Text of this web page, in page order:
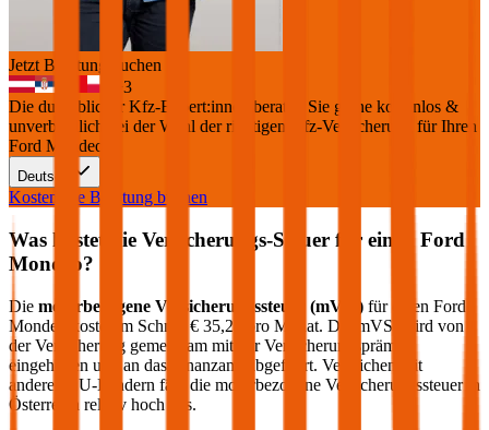
Jetzt Beratung buchen
+3
Die durchblicker Kfz-Expert:innen beraten Sie gerne kostenlos &
unverbindlich bei der Wahl der richtigen Kfz-Versicherung für Ihren
Ford Mondeo
Deutsch
Kostenlose Beratung buchen
Was kostet die Versicherungs-Steuer für einen Ford
Mondeo?
Die motorbezogene Versicherungssteuer (mVSt) für einen Ford
Mondeo
kostet im Schnitt € 35,28
pro Monat. Die mVSt wird von
der Versicherung gemeinsam mit der Versicherungsprämie
eingehoben und an das Finanzamt abgeführt. Verglichen mit
anderen EU-Ländern fällt die motorbezogene Versicherungssteuer in
Österreich relativ hoch aus.